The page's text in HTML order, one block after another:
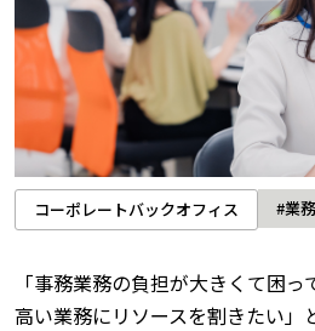
コーポレートバックオフィス #業
「事務業務の負担が大きくて困
高い業務にリソースを割きたい」